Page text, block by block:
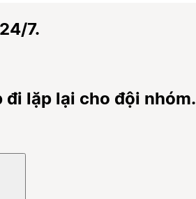
7.
lặp lại cho đội nhóm.